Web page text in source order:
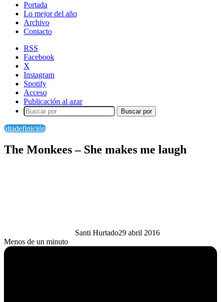
Portada
Lo mejor del año
Archivo
Contacto
RSS
Facebook
X
Instagram
Spotify
Acceso
Publicación al azar
Buscar por
altadefinición
The Monkees – She makes me laugh
Santi Hurtado29 abril 2016
Menos de un minuto